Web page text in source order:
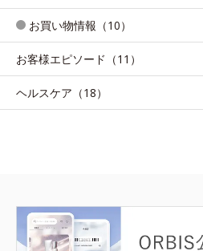
お買い物情報（10）
お客様エピソード（11）
ヘルスケア（18）